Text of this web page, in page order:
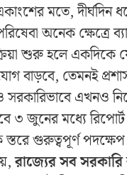
একাংশের মতে, দীর্ঘদিন
অনেক ক্ষেত্রে
শুরু হলে একদিকে
বাড়বে, তেমনই
এখনও
৩ জুনের মধ্যে
স্তরে গুরুত্বপূর্ণ
রাজ্যের সব